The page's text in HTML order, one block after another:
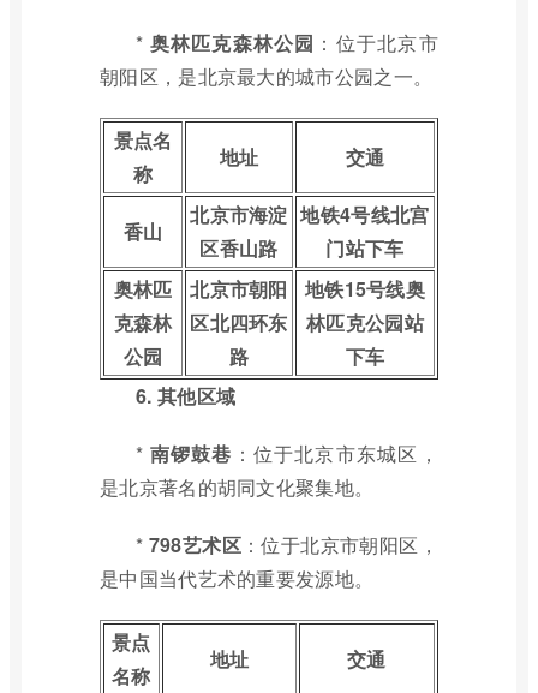
* 奥林匹克森林公园 ：位于北京市
朝阳区，是北京最大的城市公园之一。
景点名
称
地址 交通
香山
北京市海淀
区香山路
地铁4号线北宫
门站下车
奥林匹
克森林
公园
北京市朝阳
区北四环东
路
地铁15号线奥
林匹克公园站
下车
6. 其他区域
* 南锣鼓巷 ：位于北京市东城区，
是北京著名的胡同文化聚集地。
* 798艺术区：位于北京市朝阳区，
是中国当代艺术的重要发源地。
景点
名称
地址 交通